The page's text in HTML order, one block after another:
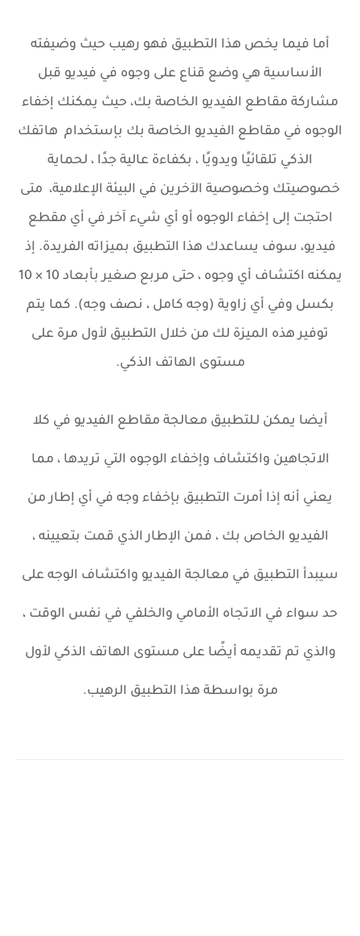
أما فيما يخص هذا التطبيق فهو رهيب حيث وضيفته
الأساسية هي وضع قناع على وجوه في فيديو قبل
مشاركة مقاطع الفيديو الخاصة بك، حيث يمكنك إخفاء
الوجوه في مقاطع الفيديو الخاصة بك بإستخدام هاتفك
الذكي تلقائيًا ويدويًا ، بكفاءة عالية جدًا ، لحماية
خصوصيتك وخصوصية الآخرين في البيئة الإعلامية، متى
احتجت إلى إخفاء الوجوه أو أي شيء آخر في أي مقطع
فيديو، سوف يساعدك هذا التطبيق بميزاته الفريدة. إذ
يمكنه اكتشاف أي وجوه ، حتى مربع صغير بأبعاد 10 × 10
بكسل وفي أي زاوية (وجه كامل ، نصف وجه). كما يتم
توفير هذه الميزة لك من خلال التطبيق لأول مرة على
مستوى الهاتف الذكي.
أيضا يمكن لـلتطبيق معالجة مقاطع الفيديو في كلا
الاتجاهين واكتشاف وإخفاء الوجوه التي تريدها ، مما
يعني أنه إذا أمرت التطبيق بإخفاء وجه في أي إطار من
الفيديو الخاص بك ، فمن الإطار الذي قمت بتعيينه ،
سيبدأ التطبيق في معالجة الفيديو واكتشاف الوجه على
حد سواء في الاتجاه الأمامي والخلفي في نفس الوقت ،
والذي تم تقديمه أيضًا على مستوى الهاتف الذكي لأول
مرة بواسطة هذا التطبيق الرهيب.